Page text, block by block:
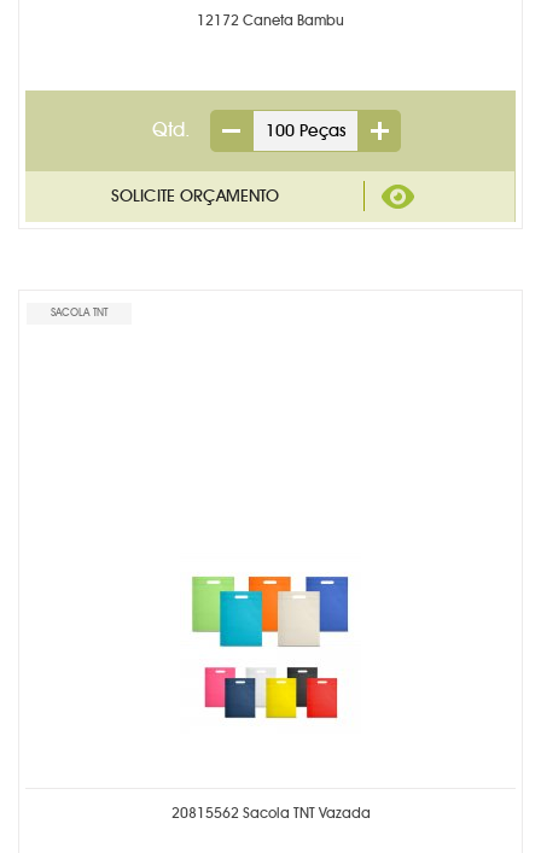
12172 Caneta Bambu
Qtd.
SACOLA TNT
20815562 Sacola TNT Vazada